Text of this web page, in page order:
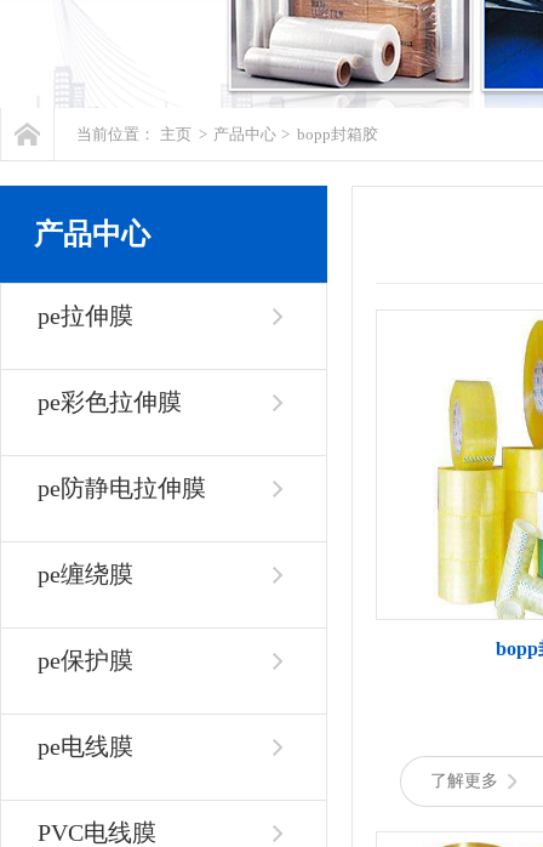
当前位置： 主页 > 产品中心 > bopp封箱胶
产品中心
pe拉伸膜
pe彩色拉伸膜
pe防静电拉伸膜
pe缠绕膜
pe保护膜
pe电线膜
PVC电线膜
bopp
了解更多